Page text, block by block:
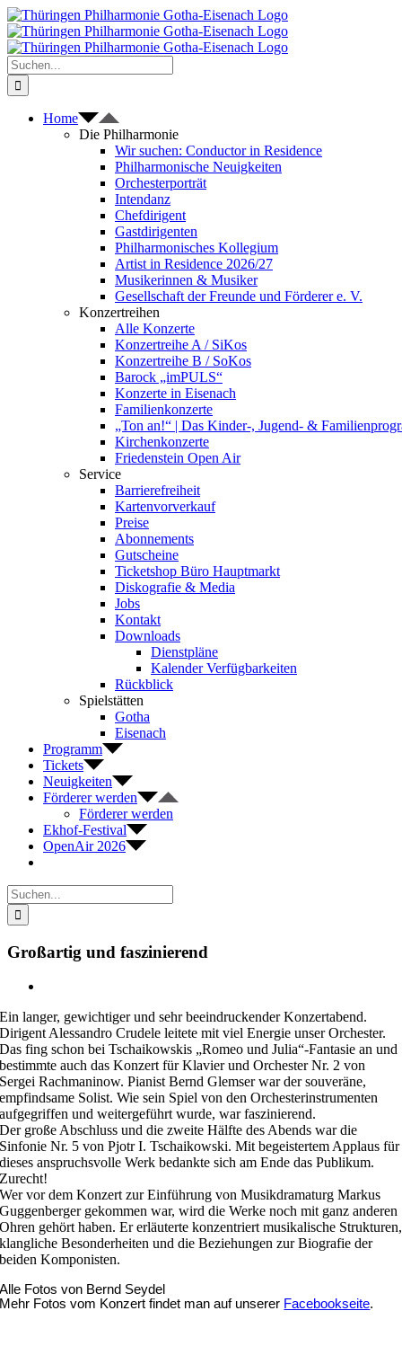
Zum
Inhalt
springen
Suche
nach:
Home
Die Philharmonie
Wir suchen: Conductor in Residence
Philharmonische Neuigkeiten
Orchesterporträt
Intendanz
Chefdirigent
Gastdirigenten
Philharmonisches Kollegium
Artist in Residence 2026/27
Musikerinnen & Musiker
Gesellschaft der Freunde und Förderer e. V.
Konzertreihen
Alle Konzerte
Konzertreihe A / SiKos
Konzertreihe B / SoKos
Barock „imPULS“
Konzerte in Eisenach
Familienkonzerte
„Ton an!“ | Das Kinder-, Jugend- &
Kirchenkonzerte
Friedenstein Open Air
Service
Barrierefreiheit
Kartenvorverkauf
Preise
Abonnements
Gutscheine
Ticketshop Büro Hauptmarkt
Diskografie & Media
Jobs
Kontakt
Downloads
Dienstpläne
Kalender Verfügbarkeiten
Rückblick
Spielstätten
Gotha
Eisenach
Programm
Tickets
Neuigkeiten
Förderer werden
Förderer werden
Ekhof-Festival
OpenAir 2026
Suche
nach:
Großartig und faszinierend
Bild
Ein langer, gewichtiger und sehr beeindruckender Konzertabend.
Dirigent Alessandro Crudele leitete mit viel Energie unser Orchester.
Das fing schon bei Tschaikowskis „Romeo und Julia“-Fantasie an und
bestimmte auch das Konzert für Klavier und Orchester Nr. 2 von
Sergei Rachmaninow. Pianist Bernd Glemser war der souveräne,
empfindsame Solist. Wie sein Spiel von den Orchesterinstrumenten
aufgegriffen und weitergeführt wurde, war faszinierend.
Der große Abschluss und die zweite Hälfte des Abends war die
Sinfonie Nr. 5 von Pjotr I. Tschaikowski. Mit begeistertem Applaus für
dieses anspruchsvolle Werk bedankte sich am Ende das Publikum.
Zurecht!
Wer vor dem Konzert zur Einführung von Musikdramaturg Markus
Guggenberger gekommen war, wird die Werke noch mit ganz anderen
Ohren gehört haben. Er erläuterte konzentriert musikalische Strukturen,
klangliche Besonderheiten und die Beziehungen zur Biografie der
beiden Komponisten.
Alle Fotos von Bernd Seydel
Mehr Fotos vom Konzert findet man auf unserer Facebookseite.